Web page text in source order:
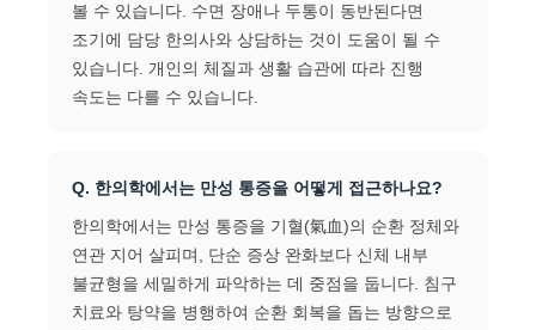
볼 수 있습니다. 수면 장애나 두통이 동반된다면
조기에 담당 한의사와 상담하는 것이 도움이 될 수
있습니다. 개인의 체질과 생활 습관에 따라 진행
속도는 다를 수 있습니다.
Q. 한의학에서는 만성 통증을 어떻게 접근하나요?
한의학에서는 만성 통증을 기혈(氣血)의 순환 정체와
연관 지어 살피며, 단순 증상 완화보다 신체 내부
불균형을 세밀하게 파악하는 데 중점을 둡니다. 침구
치료와 탕약을 병행하여 순환 회복을 돕는 방향으로